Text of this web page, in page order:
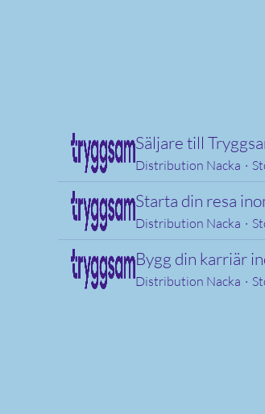
Säljare till
Distribution Nacka ·
Starta din resa
Distribution Nacka ·
Bygg din karriär
Distribution Nacka ·